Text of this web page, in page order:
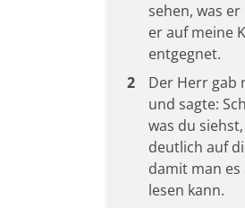
sehen, was
er auf meine
entgegnet.
2
Der Herr gab
und sagte:
was du
deutlich auf
damit man
lesen kann.